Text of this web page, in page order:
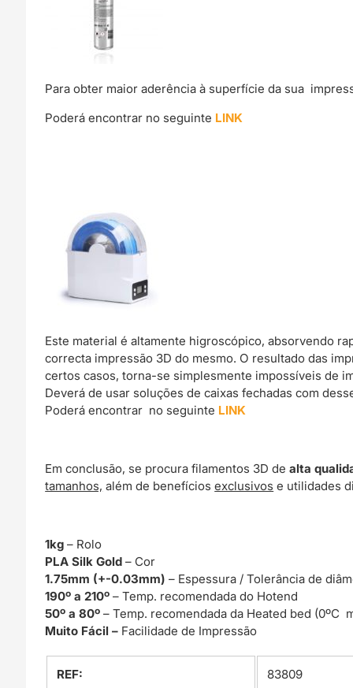
Para obter maior aderência à superfície da sua
Poderá encontrar no seguinte LINK
Este material é altamente higroscópico, absorvendo
correcta impressão 3D do mesmo. O resultado das
certos casos, torna-se simplesmente impossíveis de
Deverá de usar soluções de caixas fechadas com
Poderá encontrar no seguinte LINK
Em conclusão, se procura filamentos 3D dealta
tamanhos, além de benefíciosexclusivos e utilidades
1kg – Rolo
PLA Silk Gold– Cor
1.75mm (+-0.03mm)– Espessura / Tolerância de
190º a 210º– Temp. recomendada do Hotend
50º a 80º– Temp. recomendada da Heated bed (0ºC
Muito Fácil – Facilidade de Impressão
REF: 83809